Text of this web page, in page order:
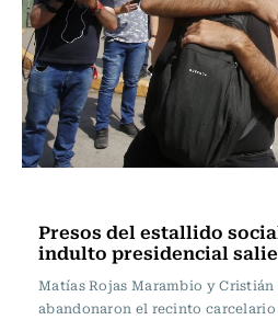
Presos del estallido
indulto presidencial
Matías Rojas Marambio y
abandonaron el recinto